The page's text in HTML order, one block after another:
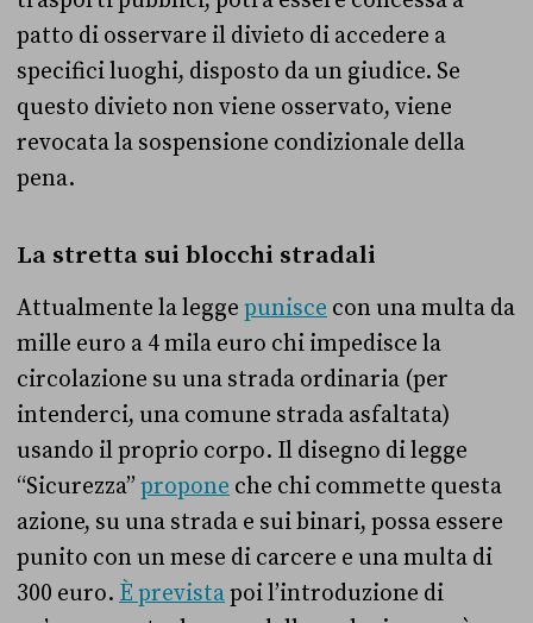
patto di osservare il divieto di accedere a
specifici luoghi, disposto da un giudice. Se
questo divieto non viene osservato, viene
revocata la sospensione condizionale della
pena.
La stretta sui blocchi stradali
Attualmente la legge punisce con una multa da
mille euro a 4 mila euro chi impedisce la
circolazione su una strada ordinaria (per
intenderci, una comune strada asfaltata)
usando il proprio corpo. Il disegno di legge
“Sicurezza” propone che chi commette questa
azione, su una strada e sui binari, possa essere
punito con un mese di carcere e una multa di
300 euro. È previstapoi l’introduzione di